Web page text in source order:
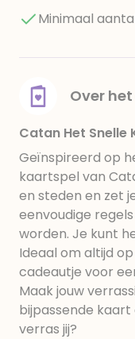
Minimaal
Over
Catan Het
Geïnspireerd op
kaartspel van
en steden en zet
eenvoudige
worden. Je kunt
Ideaal om altijd
cadeautje voor
Maak jouw
bijpassende kaart
verras jij?